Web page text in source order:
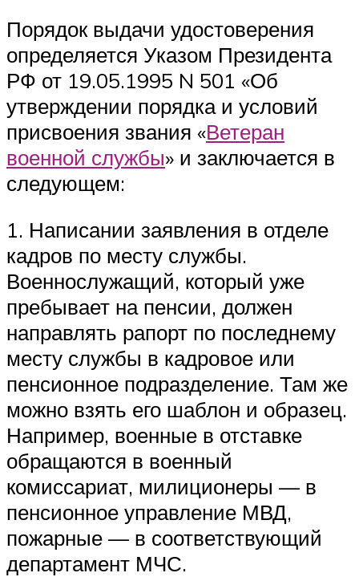
Порядок выдачи удостоверения
определяется Указом Президента
РФ от 19.05.1995 N 501 «Об
утверждении порядка и условий
присвоения звания «Ветеран
военной службы» и заключается в
следующем:
1. Написании заявления в отделе
кадров по месту службы.
Военнослужащий, который уже
пребывает на пенсии, должен
направлять рапорт по последнему
месту службы в кадровое или
пенсионное подразделение. Там же
можно взять его шаблон и образец.
Например, военные в отставке
обращаются в военный
комиссариат, милиционеры — в
пенсионное управление МВД,
пожарные — в соответствующий
департамент МЧС.